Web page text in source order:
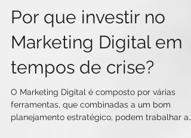
Por que investir no
Marketing Digital em
tempos de crise?
O Marketing Digital é composto por várias
ferramentas, que combinadas a um bom